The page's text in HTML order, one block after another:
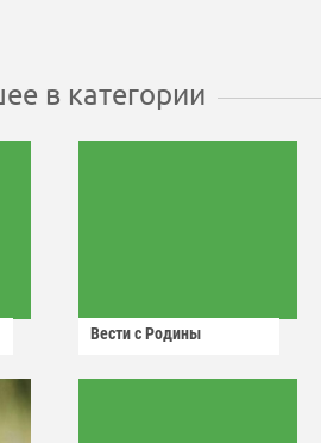
в категории
Вести с Родины